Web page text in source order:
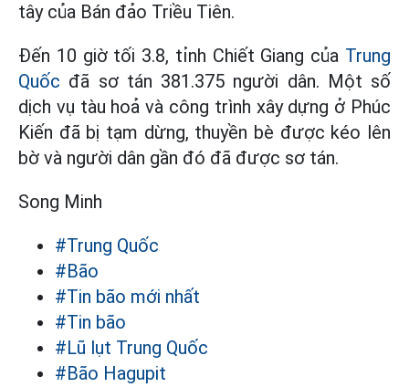
tây của Bán đảo Triều Tiên.
Đến 10 giờ tối 3.8, tỉnh Chiết Giang của Trung
Quốc đã sơ tán 381.375 người dân. Một số
dịch vụ tàu hoả và công trình xây dựng ở Phúc
Kiến đã bị tạm dừng, thuyền bè được kéo lên
bờ và người dân gần đó đã được sơ tán.
Song Minh
#Trung Quốc
#Bão
#Tin bão mới nhất
#Tin bão
#Lũ lụt Trung Quốc
#Bão Hagupit